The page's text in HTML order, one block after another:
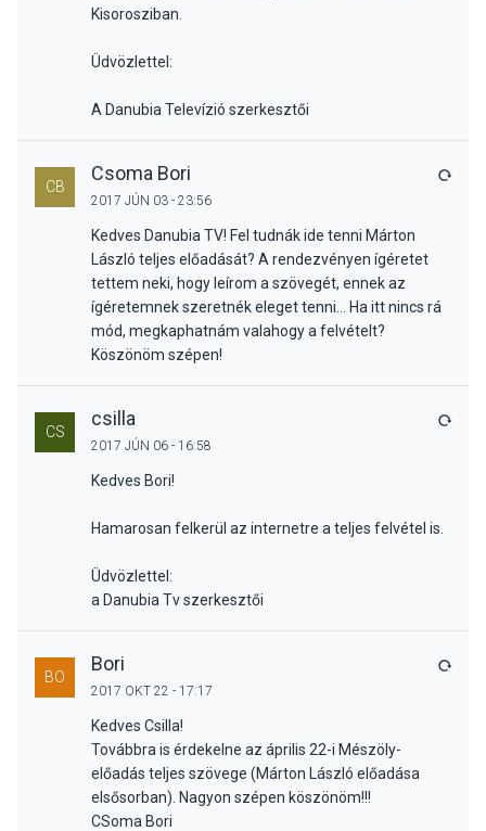
Kisorosziban.
Üdvözlettel:
A Danubia Televízió szerkesztői
CB
Csoma Bori
2017 JÚN 03 - 23:56
Kedves Danubia TV! Fel tudnák ide tenni Márton
László teljes előadását? A rendezvényen ígéretet
tettem neki, hogy leírom a szövegét, ennek az
ígéretemnek szeretnék eleget tenni... Ha itt nincs rá
mód, megkaphatnám valahogy a felvételt?
Köszönöm szépen!
CS
csilla
2017 JÚN 06 - 16:58
Kedves Bori!
Hamarosan felkerül az internetre a teljes felvétel is.
Üdvözlettel:
a Danubia Tv szerkesztői
BO
Bori
2017 OKT 22 - 17:17
Kedves Csilla!
Továbbra is érdekelne az április 22-i Mészöly-
előadás teljes szövege (Márton László előadása
elsősorban). Nagyon szépen köszönöm!!!
CSoma Bori